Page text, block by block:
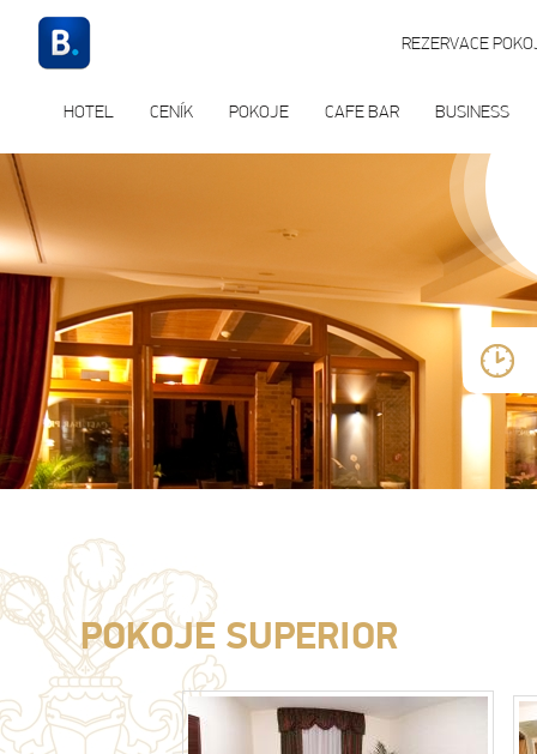
REZERVACE
HOTEL CENÍK POKOJE CAFE BAR BUSINESS
POKOJE SUPERIOR